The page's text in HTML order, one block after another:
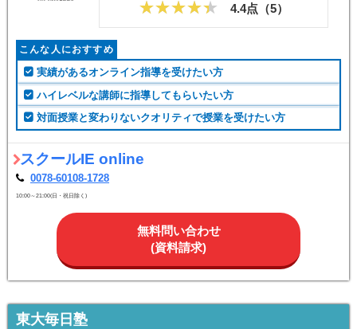
4.4点（5）
こんな人におすすめ
実績があるオンライン指導を受けたい方
ハイレベルな講師に指導してもらいたい方
対面授業と変わりないクオリティで授業を受けたい方
スクールIE online
0078-60108-1728
10:00～21:00(日・祝日除く)
無料問い合わせ
(資料請求)
東大毎日塾